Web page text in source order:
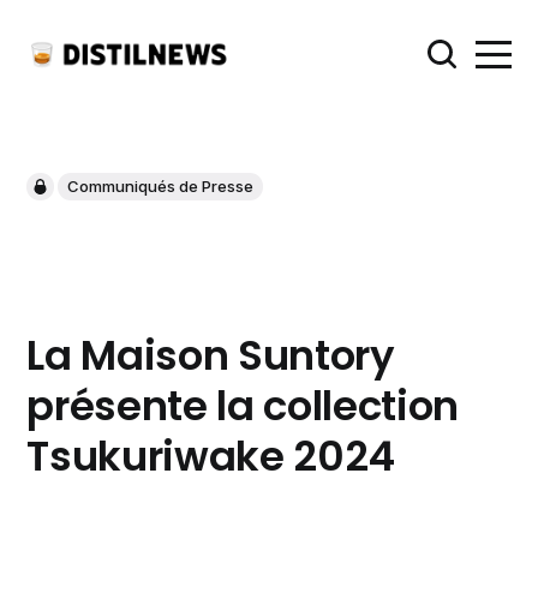
Communiqués de Presse
La Maison Suntory
présente la collection
Tsukuriwake 2024